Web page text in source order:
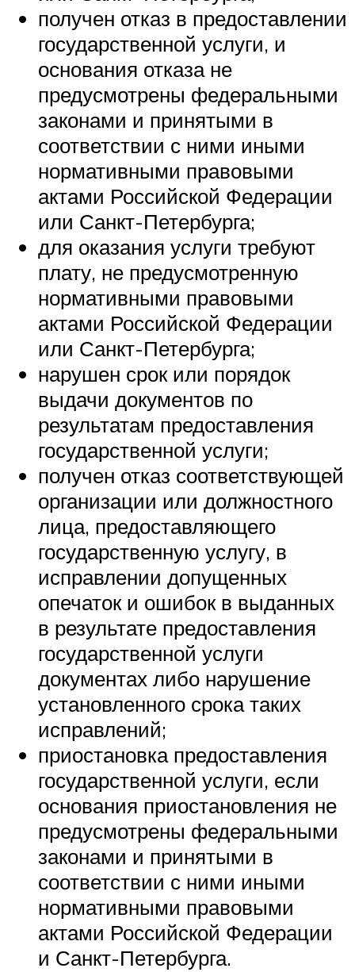
получен отказ в предоставлении
государственной услуги, и
основания отказа не
предусмотрены федеральными
законами и принятыми в
соответствии с ними иными
нормативными правовыми
актами Российской Федерации
или Санкт-Петербурга;
для оказания услуги требуют
плату, не предусмотренную
нормативными правовыми
актами Российской Федерации
или Санкт-Петербурга;
нарушен срок или порядок
выдачи документов по
результатам предоставления
государственной услуги;
получен отказ соответствующей
организации или должностного
лица, предоставляющего
государственную услугу, в
исправлении допущенных
опечаток и ошибок в выданных
в результате предоставления
государственной услуги
документах либо нарушение
установленного срока таких
исправлений;
приостановка предоставления
государственной услуги, если
основания приостановления не
предусмотрены федеральными
законами и принятыми в
соответствии с ними иными
нормативными правовыми
актами Российской Федерации
и Санкт-Петербурга.